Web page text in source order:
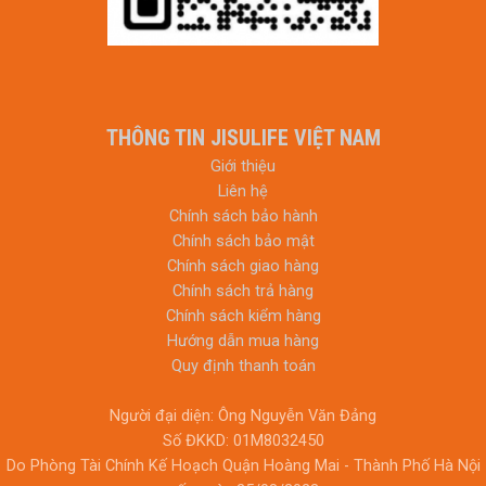
THÔNG TIN JISULIFE VIỆT NAM
Giới thiệu
Liên hệ
Chính sách bảo hành
Chính sách bảo mật
Chính sách giao hàng
Chính sách trả hàng
Chính sách kiểm hàng
Hướng dẫn mua hàng
Quy định thanh toán
Người đại diện: Ông Nguyễn Văn Đảng
Số ĐKKD: 01M8032450
Do Phòng Tài Chính Kế Hoạch Quận Hoàng Mai - Thành Phố Hà Nội